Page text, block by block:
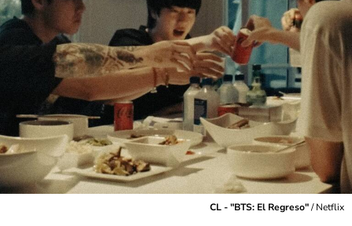
CL - "BTS: El Regreso"/Netflix